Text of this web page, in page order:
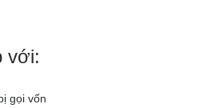
với:
gọi vốn